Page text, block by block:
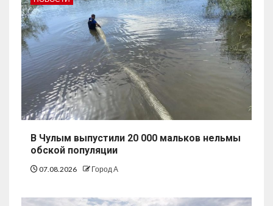
В Чулым выпустили 20 000 мальков нельмы
обской популяции
07.08.2026 Город А